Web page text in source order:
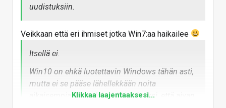
uudistuksiin.
Veikkaan että eri ihmiset jotka Win7:aa haikailee
Itsellä ei.
Win10 on ehkä luotettavin Windows tähän asti,
mutta ei se pääse lähellekkään noita
aikaisempia legendoja. Lähinnä siksi, että aivan
Klikkaa laajentaaksesi...